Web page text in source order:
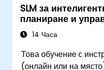
SLM за
планиране и
14 Часа
Това обучение с
(онлайн или на